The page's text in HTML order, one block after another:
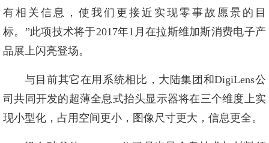
有相关信息，使我们更接近实现零事故愿景的目
标。”此项技术将于2017年1月在拉斯维加斯消费电子产
品展上闪亮登场。
与目前其它在用系统相比，大陆集团和DigiLens公
司共同开发的超薄全息式抬头显示器将在三个维度上实
现小型化，占用空间更小，图像尺寸更大，信息更全。